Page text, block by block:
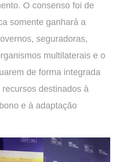
O consenso foi de
somente ganhará a
seguradoras,
multilaterais e o
de forma integrada
destinados à
e à adaptação